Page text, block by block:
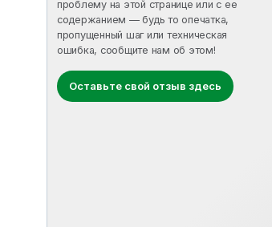
проблему на этой странице или с ее
содержанием — будь то опечатка,
пропущенный шаг или техническая
ошибка, сообщите нам об этом!
Оставьте свой отзыв здесь